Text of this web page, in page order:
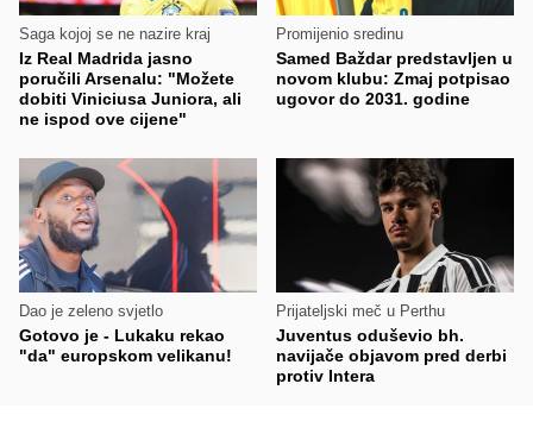
Saga kojoj se ne nazire kraj
Iz Real Madrida jasno
poručili Arsenalu: "Možete
dobiti Viniciusa Juniora, ali
ne ispod ove cijene"
Promijenio sredinu
Samed Baždar predstavljen u
novom klubu: Zmaj potpisao
ugovor do 2031. godine
Dao je zeleno svjetlo
Gotovo je - Lukaku rekao
"da" europskom velikanu!
Prijateljski meč u Perthu
Juventus oduševio bh.
navijače objavom pred derbi
protiv Intera